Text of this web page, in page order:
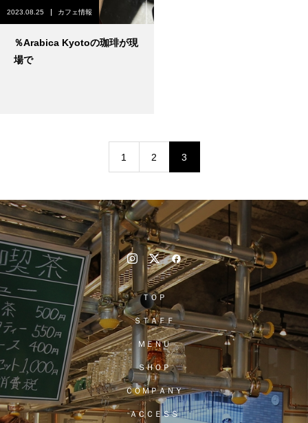
2023.08.25 カフェ情報
％Arabica Kyotoの珈琲が現
場で
1 2 3
ＴＯＰ
ＳＴＡＦＦ
ＭＥＮＵ
ＳＨＯＰ
ＣＯＭＰＡＮＹ
ＡＣＣＥＳＳ